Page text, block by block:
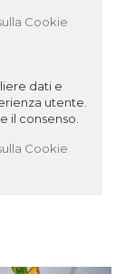
Cookie
dati e
utente.
il consenso.
Cookie